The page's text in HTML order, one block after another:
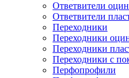
Ответвители
Ответвители
Переходники
Переходники
Переходники
Переходники с
Перфопрофили